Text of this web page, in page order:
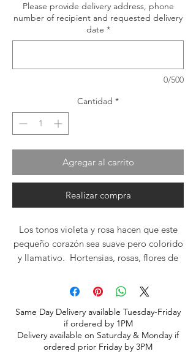
Please provide delivery address, phone
number of recipient and requested delivery
date *
0/500
Cantidad *
Agregar al carrito
Realizar compra
Los tonos violeta y rosa hacen que este
pequeño corazón sea suave pero colorido
y llamativo. Hortensias, rosas, flores de
bonita!
Same Day Delivery available Tuesday-Friday
if ordered by 1PM
Delivery available on Saturday & Monday if
ordered prior Friday by 3PM